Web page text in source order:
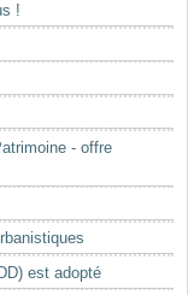
!
- offre
est adopté